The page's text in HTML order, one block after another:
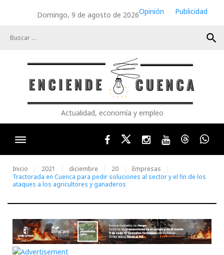
Domingo, 9 de agosto de 2026Opinión
Publicidad
search
Actualidad, economía y empleo
FacebookTwitterInstagram
YoutubeThreads
Inicio 2021 diciembre 20
Empresas
Tractorada en Cuenca para pedir soluciones al sector y el fin de los
ataques a los agricultores y ganaderos